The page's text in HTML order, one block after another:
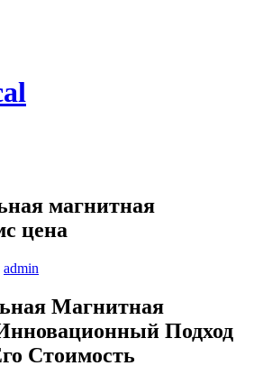
магнитная
цена
admin
Магнитная
Подход
Стоимость